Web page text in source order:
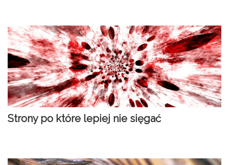
Strony po które lepiej nie sięgać